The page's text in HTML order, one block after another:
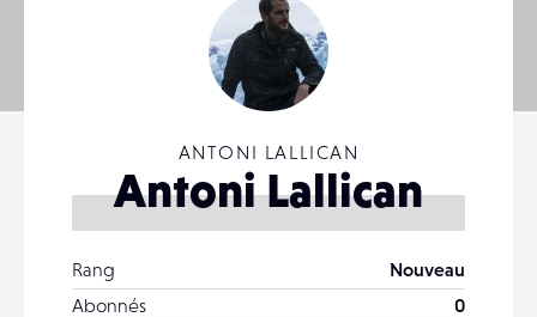
ANTONI LALLICAN
Antoni Lallican
Rang
Nouveau
Abonnés
0